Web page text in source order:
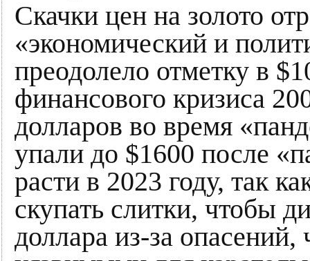
Скачки цен на золото
«экономический и
преодолело отметку в
финансового кризиса
долларов во время
упали до $1600 после
расти в 2023 году, так
скупать слитки, чтобы
доллара из-за опасений,